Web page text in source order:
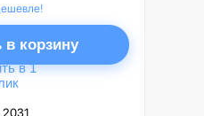
в корзину
в 1
2031